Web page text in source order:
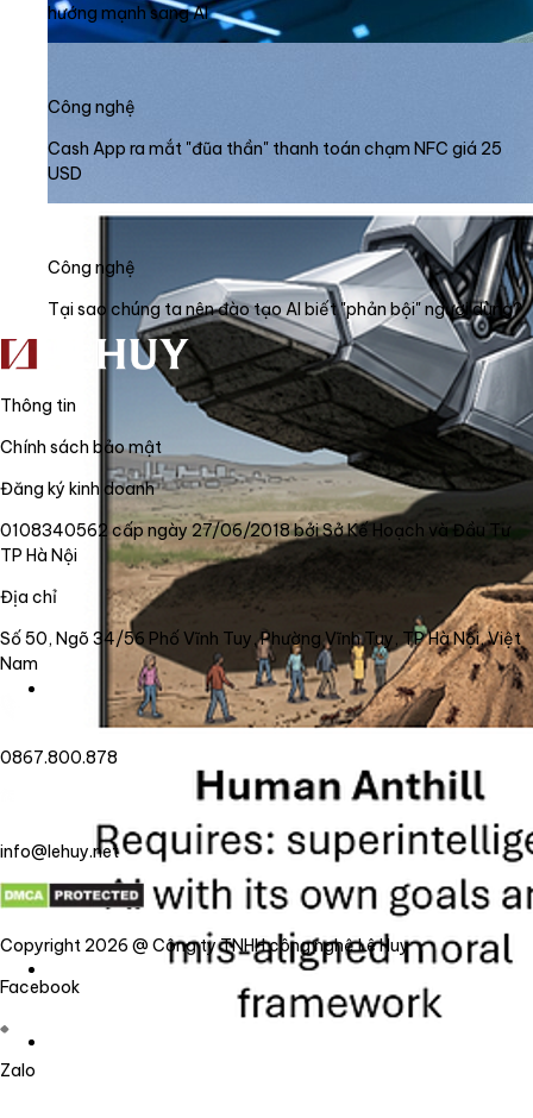
hướng mạnh sang AI
Công nghệ
Cash App ra mắt "đũa thần" thanh toán chạm NFC giá 25
USD
Công nghệ
Tại sao chúng ta nên đào tạo AI biết "phản bội" người dùng?
Thông tin
Chính sách bảo mật
Đăng ký kinh doanh
0108340562 cấp ngày 27/06/2018 bởi Sở Kế Hoạch và Đầu Tư
TP Hà Nội
Địa chỉ
Số 50, Ngõ 34/56 Phố Vĩnh Tuy, Phường Vĩnh Tuy, TP Hà Nội, Việt
Nam
0867.800.878
info@lehuy.net
Copyright 2026 @ Công ty TNHH công nghệ Lê Huy
Facebook
Zalo